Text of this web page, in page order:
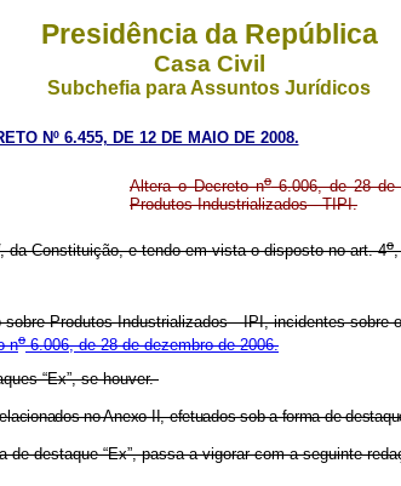
Presidência da República
Casa Civil
Subchefia para Assuntos Jurídicos
Nº 6.455, DE 12 DE MAIO DE 2008.
Altera o Decreto no6.006, de 28 de
Produtos Industrializados - TIPI.
Constituição, e tendo em vista o disposto no art. 4o,
Produtos Industrializados - IPI, incidentes
no6.006, de 28 de dezembro de 2006.
“Ex”, se houver.
no Anexo II, efetuados sob a forma de
destaque “Ex”, passa a vigorar com a seguinte